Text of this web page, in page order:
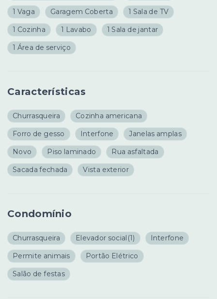
1 Vaga Garagem Coberta 1 Sala de TV
1 Cozinha 1 Lavabo 1 Sala de jantar
1 Área de serviço
Características
Churrasqueira Cozinha americana
Forro de gesso Interfone Janelas amplas
Novo Piso laminado Rua asfaltada
Sacada fechada Vista exterior
Condomínio
Churrasqueira Elevador social (1) Interfone
Permite animais Portão Elétrico
Salão de festas